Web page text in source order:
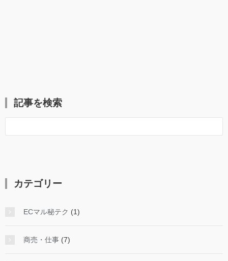
記事を検索
カテゴリー
ECマル秘テク (1)
商売・仕事 (7)